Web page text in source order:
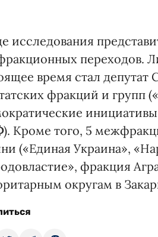
исследования
переходов.
время стал
фракций и групп
). Кроме того, 5
(«Единая Украина»,
фракция
округам в